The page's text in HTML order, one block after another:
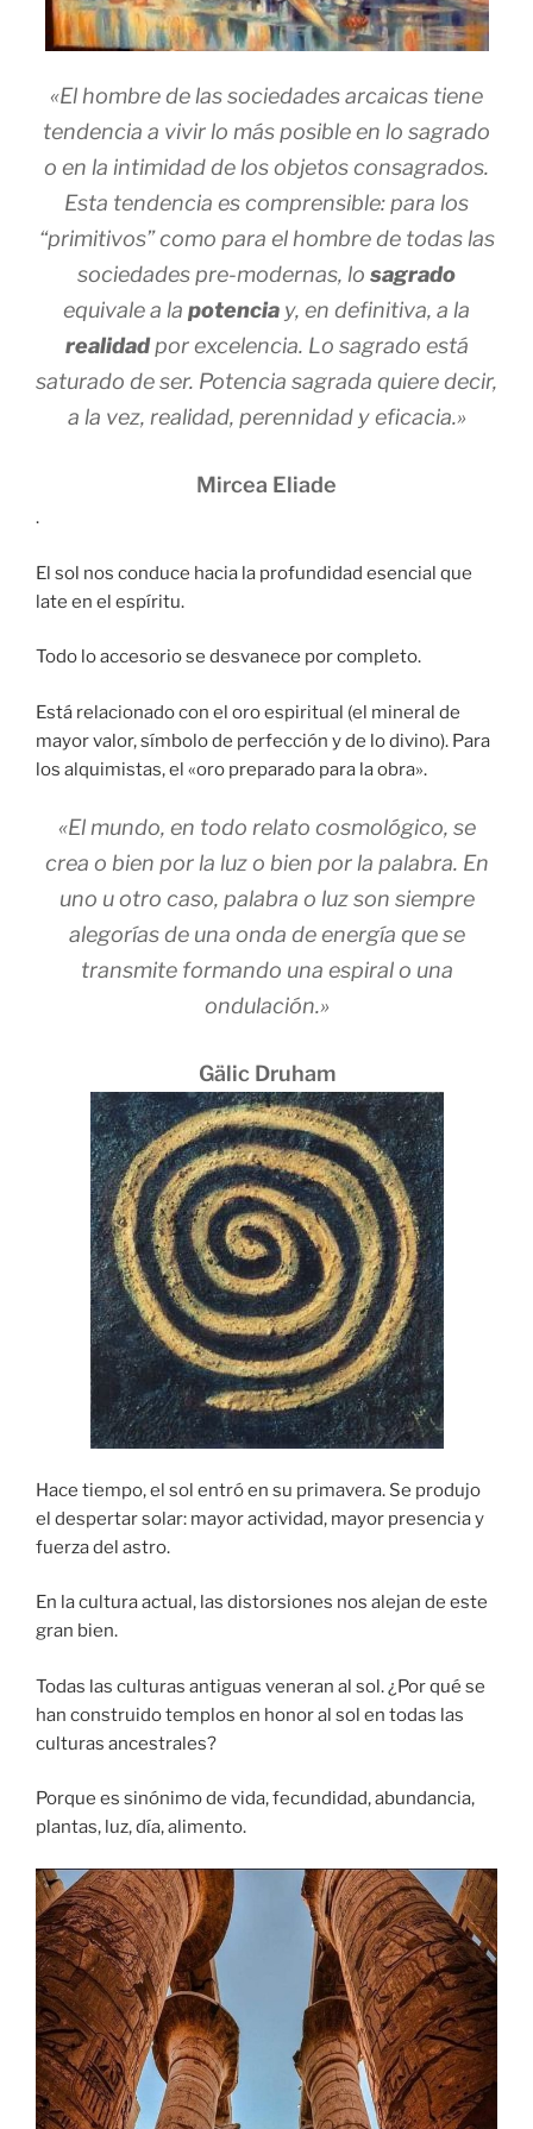
«El hombre de las sociedades arcaicas tiene
tendencia a vivir lo más posible en lo sagrado
o en la intimidad de los objetos consagrados.
Esta tendencia es comprensible: para los
“primitivos” como para el hombre de todas las
sociedades pre-modernas, lo sagrado
equivale a la potencia y, en definitiva, a la
realidadpor excelencia. Lo sagrado está
saturado de ser. Potencia sagrada quiere decir,
a la vez, realidad, perennidad y eficacia.»
Mircea Eliade
.
El sol nos conduce hacia la profundidad esencial que
late en el espíritu.
Todo lo accesorio se desvanece por completo.
Está relacionado con el oro espiritual (el mineral de
mayor valor, símbolo de perfección y de lo divino). Para
los alquimistas, el «oro preparado para la obra».
«El mundo, en todo relato cosmológico, se
crea o bien por la luz o bien por la palabra. En
uno u otro caso, palabra o luz son siempre
alegorías de una onda de energía que se
transmite formando una espiral o una
ondulación.»
Gälic Druham
Hace tiempo, el sol entró en su primavera. Se produjo
el despertar solar: mayor actividad, mayor presencia y
fuerza del astro.
En la cultura actual, las distorsiones nos alejan de este
gran bien.
Todas las culturas antiguas veneran al sol. ¿Por qué se
han construido templos en honor al sol en todas las
culturas ancestrales?
Porque es sinónimo de vida, fecundidad, abundancia,
plantas, luz, día, alimento.